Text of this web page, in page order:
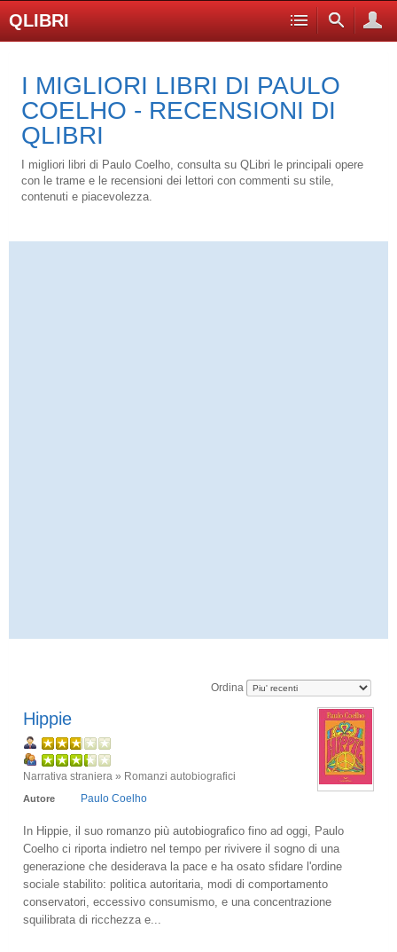
QLIBRI
I MIGLIORI LIBRI DI PAULO
COELHO - RECENSIONI DI
QLIBRI
I migliori libri di Paulo Coelho, consulta su QLibri le principali opere
con le trame e le recensioni dei lettori con commenti su stile,
contenuti e piacevolezza.
Ordina
Hippie
Narrativa straniera » Romanzi autobiografici
Autore Paulo Coelho
In Hippie, il suo romanzo più autobiografico fino ad oggi, Paulo
Coelho ci riporta indietro nel tempo per rivivere il sogno di una
generazione che desiderava la pace e ha osato sfidare l'ordine
sociale stabilito: politica autoritaria, modi di comportamento
conservatori, eccessivo consumismo, e una concentrazione
squilibrata di ricchezza e...